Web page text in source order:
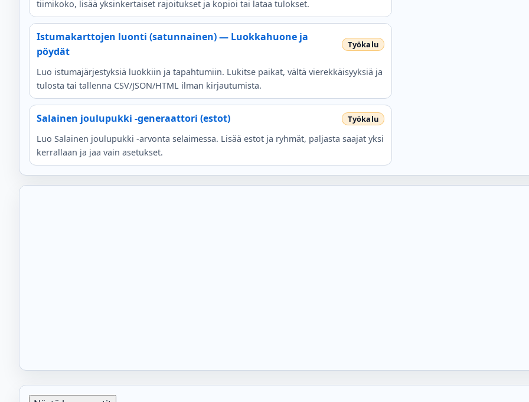
tiimikoko, lisää yksinkertaiset rajoitukset ja kopioi tai lataa tulokset.
Istumakarttojen luonti (satunnainen) — Luokkahuone ja
pöydät
Luo istumajärjestyksiä luokkiin ja tapahtumiin. Lukitse paikat, vältä vierekkäisyyksiä ja
tulosta tai tallenna CSV/JSON/HTML ilman kirjautumista.
Salainen joulupukki -generaattori (estot)
Luo Salainen joulupukki -arvonta selaimessa. Lisää estot ja ryhmät, paljasta saajat yksi
kerrallaan ja jaa vain asetukset.